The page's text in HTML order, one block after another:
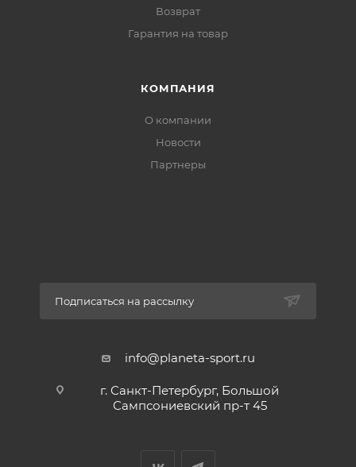
Возврат
Гарантия на товар
КОМПАНИЯ
О компании
Новости
Партнеры
Подписаться на рассылку
info@planeta-sport.ru
г. Санкт-Петербург, Большой
Сампсониевский пр-т 45